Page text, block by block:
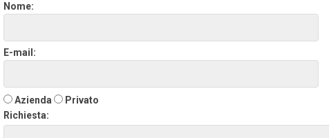
Nome:
E-mail:
Azienda
Privato
Richiesta: